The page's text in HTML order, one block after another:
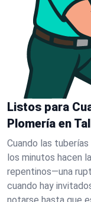
Listos para
Plomería en
Cuando las
los minutos hacen
repentinos—una
cuando hay